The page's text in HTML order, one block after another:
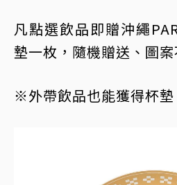
凡點選飲品即贈沖繩
墊一枚，隨機贈送、圖
※外帶飲品也能獲得杯墊